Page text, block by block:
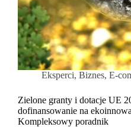
Eksperci, Biznes, E-
Zielone granty i dotacje UE
dofinansowanie na
Kompleksowy poradnik